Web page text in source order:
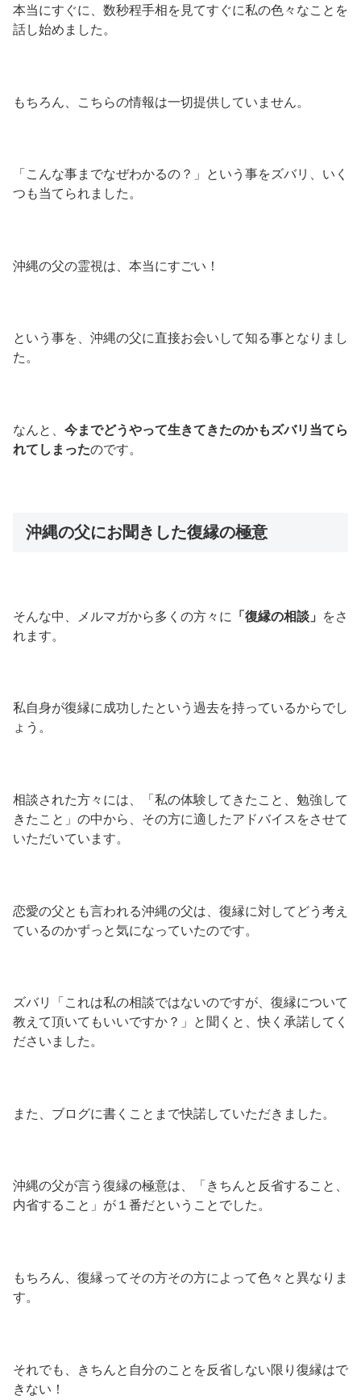
本当にすぐに、数秒程手相を見てすぐに私の色々なことを
話し始めました。
もちろん、こちらの情報は一切提供していません。
「こんな事までなぜわかるの？」という事をズバリ、いく
つも当てられました。
沖縄の父の霊視は、本当にすごい！
という事を、沖縄の父に直接お会いして知る事となりまし
た。
なんと、 今までどうやって生きてきたのかもズバリ当てら
れてしまったのです。
沖縄の父にお聞きした復縁の極意
そんな中、メルマガから多くの方々に 「復縁の相談」
をさ
れます。
私自身が復縁に成功したという過去を持っているからでし
ょう。
相談された方々には、「私の体験してきたこと、勉強して
きたこと」の中から、その方に適したアドバイスをさせて
いただいています。
恋愛の父とも言われる沖縄の父は、復縁に対してどう考え
ているのかずっと気になっていたのです。
ズバリ「これは私の相談ではないのですが、復縁について
教えて頂いてもいいですか？」と聞くと、快く承諾してく
ださいました。
また、ブログに書くことまで快諾していただきました。
沖縄の父が言う復縁の極意は、「きちんと反省すること、
内省すること」が１番だということでした。
もちろん、復縁ってその方その方によって色々と異なりま
す。
それでも、きちんと自分のことを反省しない限り復縁はで
きない！